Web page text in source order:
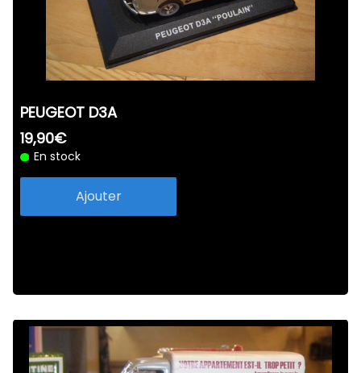
PEUGEOT D3A
19,90€
En stock
Ajouter